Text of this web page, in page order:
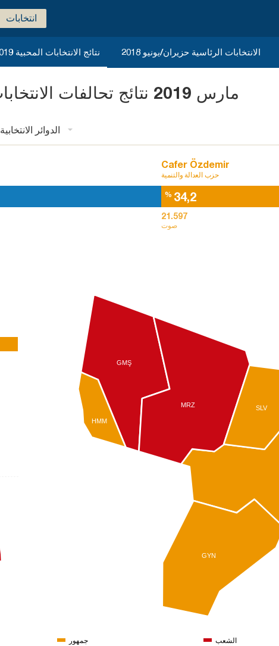
انتخابات
نتائج الانتخابات المحبية 2019 الانتخابات الرئاسية حزيران/يونيو 2018
31 مارس 2019 نتائج تحالفات الانتخابات المحلية أماصيا
الدوائر الانتخابية
Cafer Özdemir
حزب العدالة والتنمية
% 34,2
21.597
صوت
GYN
GMŞ
MRZ SLV
HMM
جمهور الشعب